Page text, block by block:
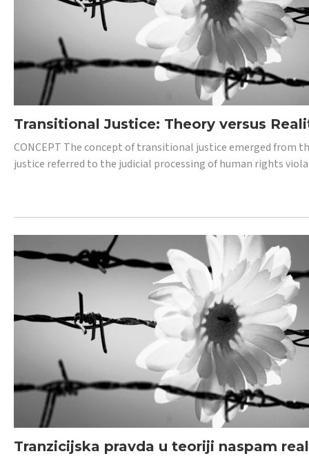
Transitional Justice: Theory versus
CONCEPT The concept of transitional justice emerged
justice referred to the judicial processing of human rights
Tranzicijska pravda u teoriji naspam